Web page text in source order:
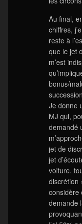
Au final,
chiffres,
reste à
que le jet
m’est
bonus/
Je donne
MJ qui,
demandé
jet de
jet
voiture,
discrétion
considère
demande